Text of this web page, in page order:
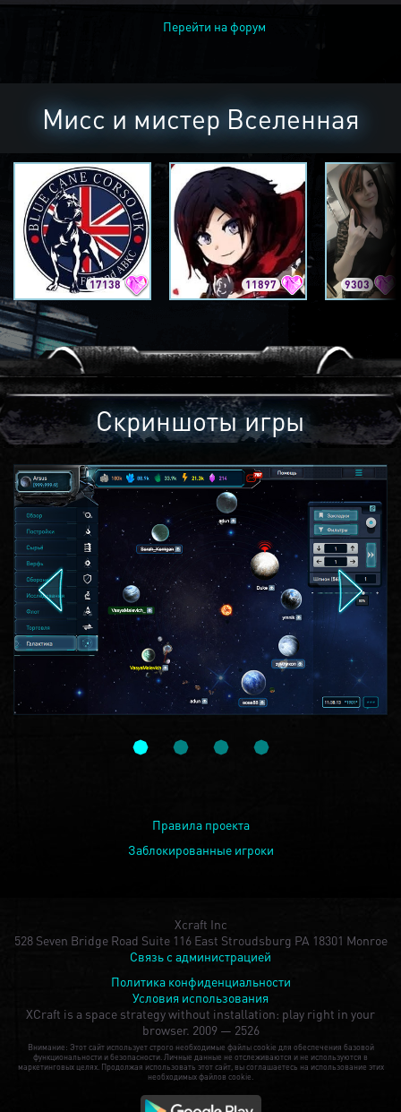
Перейти на форум
Мисс и мистер Вселенная
17138 11897 9303
Скриншоты игры
Правила проекта
Заблокированные игроки
Xcraft Inc
528 Seven Bridge Road Suite 116 East Stroudsburg PA 18301 Monroe
Связь с администрацией
Политика конфиденциальности
Условия использования
XCraft is a space strategy without installation: play right in your
browser. 2009 — 2526
Внимание: Этот сайт использует строго необходимые файлы cookie для обеспечения базовой
функциональности и безопасности. Личные данные не отслеживаются и не используются в
маркетинговых целях. Продолжая использовать этот сайт, вы соглашаетесь на использование этих
необходимых файлов cookie.